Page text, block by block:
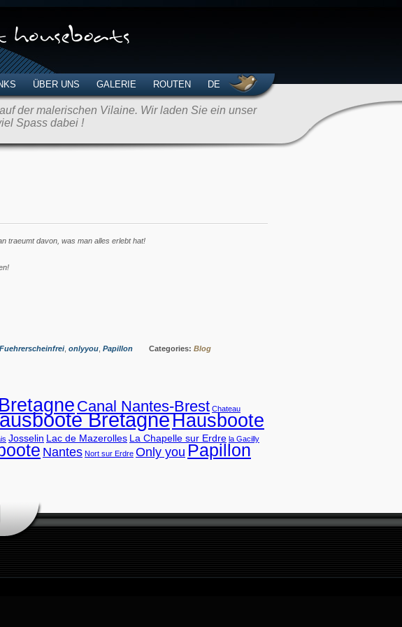
ÜBER UNS GALERIE ROUTEN DE
der malerischen Vilaine. Wir laden Sie ein unser
Spass dabei !
traeumt davon, was man alles erlebt hat!
, onlyyou Papillon Categories: Blog
Bretagne Canal Nantes-Brest Chateau
BretagneHausboote
Josselin Lac de Mazerolles La Chapelle sur Erdre la Gacilly
Nantes Nort sur Erdre Only you Papillon